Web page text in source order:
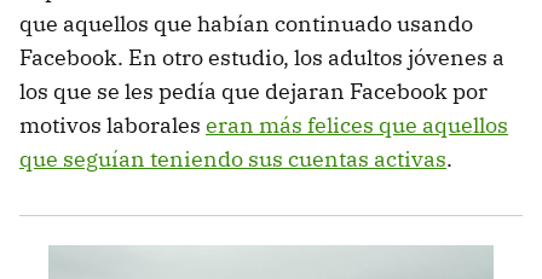
que aquellos que habían continuado usando
Facebook. En otro estudio, los adultos jóvenes a
los que se les pedía que dejaran Facebook por
motivos laborales eran más felices que aquellos
que seguían teniendo sus cuentas activas.